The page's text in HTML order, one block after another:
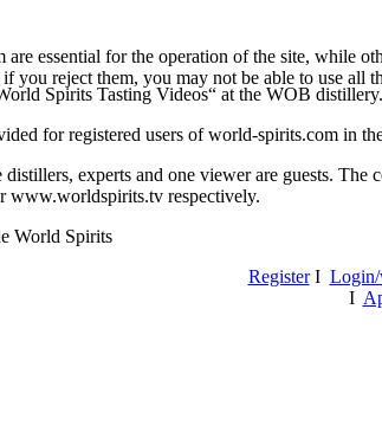
Spirits Tasting Videos“ at the WOB distillery.
for registered users of world-spirits.com in
experts and one viewer are guests.
www.worldspirits.tv respectively.
World Spirits
RegisterI Login/
I
essential for the operation of the site, while
you reject them, you may not be able to use all